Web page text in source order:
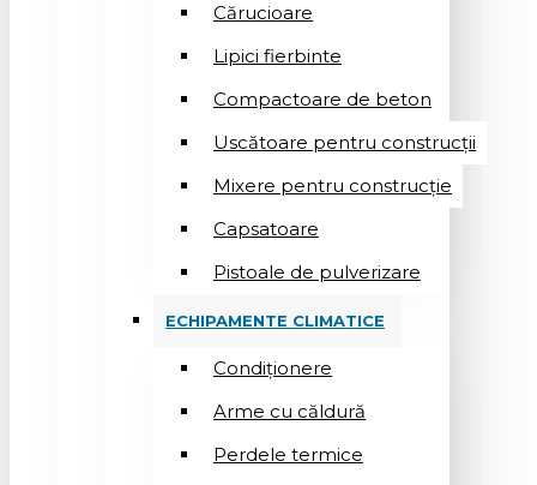
Cărucioare
Lipici fierbinte
Compactoare de beton
Uscătoare pentru construcții
Mixere pentru construcție
Capsatoare
Pistoale de pulverizare
ECHIPAMENTE CLIMATICE
Condiționere
Arme cu căldură
Perdele termice